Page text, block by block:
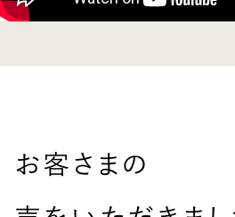
お客さまの